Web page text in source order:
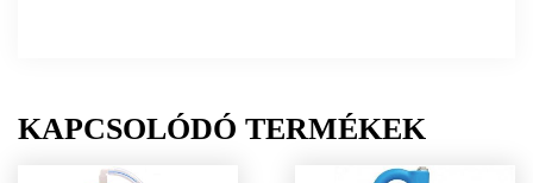
KAPCSOLÓDÓ TERMÉKEK